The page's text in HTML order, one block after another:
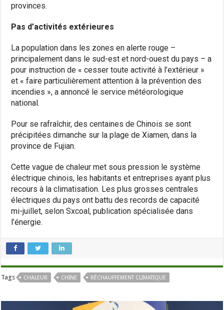
provinces.
Pas d’activités extérieures
La population dans les zones en alerte rouge –
principalement dans le sud-est et nord-ouest du pays – a
pour instruction de « cesser toute activité à l’extérieur »
et « faire particulièrement attention à la prévention des
incendies », a annoncé le service météorologique
national.
Pour se rafraîchir, des centaines de Chinois se sont
précipitées dimanche sur la plage de Xiamen, dans la
province de Fujian.
Cette vague de chaleur met sous pression le système
électrique chinois, les habitants et entreprises ayant plus
recours à la climatisation. Les plus grosses centrales
électriques du pays ont battu des records de capacité
mi-juillet, selon Sxcoal, publication spécialisée dans
l’énergie.
Tags CHALEUR CHINE RÉCHAUFFEMENT CLIMATIQUE